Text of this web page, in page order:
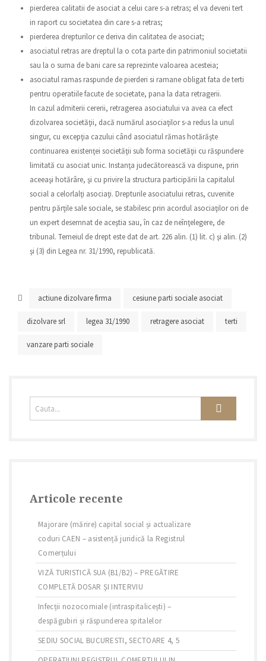
pierderea calitatii de asociat a celui care s-a retras; el va deveni tert
in raport cu societatea din care s-a retras;
pierderea drepturilor ce deriva din calitatea de asociat;
asociatul retras are dreptul la o cota parte din patrimoniul societatii
sau la o suma de bani care sa reprezinte valoarea acesteia;
asociatul ramas raspunde de pierderi si ramane obligat fata de terti
pentru operatiile facute de societate, pana la data retragerii.
In cazul admiterii cererii, retragerea asociatului va avea ca efect
dizolvarea societăţii, dacă numărul asociaţilor s-a redus la unul
singur, cu excepţia cazului când asociatul rămas hotărăşte
continuarea existenţei societăţii sub forma societăţii cu răspundere
limitată cu asociat unic. Instanţa judecătorească va dispune, prin
aceeaşi hotărâre, şi cu privire la structura participării la capitalul
social a celorlalţi asociaţi. Drepturile asociatului retras, cuvenite
pentru părţile sale sociale, se stabilesc prin acordul asociaţilor ori de
un expert desemnat de aceştia sau, în caz de neînţelegere, de
tribunal. Temeiul de drept este dat de art. 226 alin. (1) lit. c) şi alin. (2)
şi (3) din Legea nr. 31/1990, republicată.
actiune dizolvare firma cesiune parti sociale asociat
dizolvare srl legea 31/1990 retragere asociat terti
vanzare parti sociale
Articole recente
Majorare (mărire) capital social și actualizare
coduri CAEN – asistență juridică la Registrul
Comerțului
VIZĂ TURISTICĂ SUA (B1/B2) – PREGĂTIRE
COMPLETĂ DOSAR ȘI INTERVIU
Infecții nozocomiale (intraspitalicești) –
despăgubiri și răspunderea spitalelor
SEDIU SOCIAL BUCURESTI, SECTOARE 4, 5